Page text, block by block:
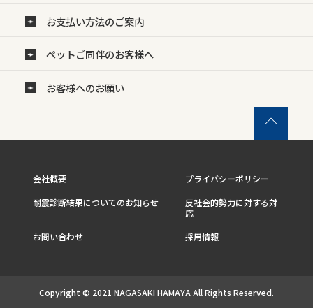
お支払い方法のご案内
ペットご同伴のお客様へ
お客様へのお願い
会社概要
プライバシーポリシー
耐震診断結果についてのお知らせ
反社会的勢力に対する対
応
お問い合わせ
採用情報
Copyright © 2021 NAGASAKI HAMAYA All Rights Reserved.